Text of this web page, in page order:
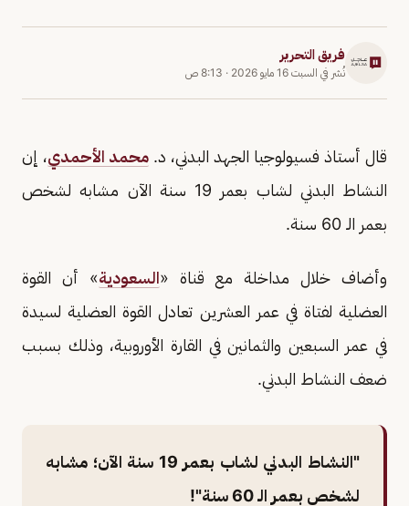
فريق التحرير
نُشر في السبت 16 مايو 2026 · 8:13 ص
قال أستاذ فسيولوجيا الجهد البدني، د. محمد الأحمدي، إن
النشاط البدني لشاب بعمر 19 سنة الآن مشابه لشخص
بعمر الـ 60 سنة.
وأضاف خلال مداخلة مع قناة «السعودية» أن القوة
العضلية لفتاة في عمر العشرين تعادل القوة العضلية لسيدة
في عمر السبعين والثمانين في القارة الأوروبية، وذلك بسبب
ضعف النشاط البدني.
"النشاط البدني لشاب بعمر 19 سنة الآن؛ مشابه
لشخص بعمر الـ 60 سنة"!